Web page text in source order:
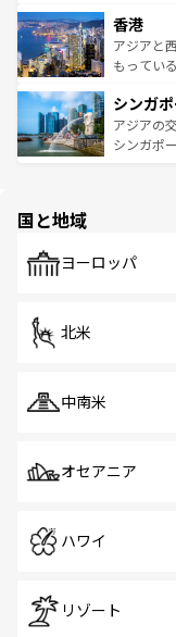
とつ。フ
ひ現地で
が旅行者
参照して
の活気が
帯で自然
いビーチ
激する。
が待って
た文化、
香港
アジアと
もってい
み、どこ
ており、
うな絶景
シンガ
アジアの
シンガポ
で、ホー
国と地域
ヨーロッパ
北米
中南米
オセアニア
ハワイ
リゾート